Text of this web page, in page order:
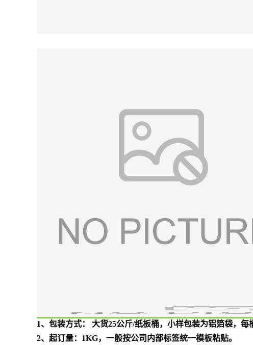
1、包装方式： 大货25公斤/纸板桶，小样包装为铝箔袋，
2、起订量：1KG，一般按公司内部标签统一模板粘贴。